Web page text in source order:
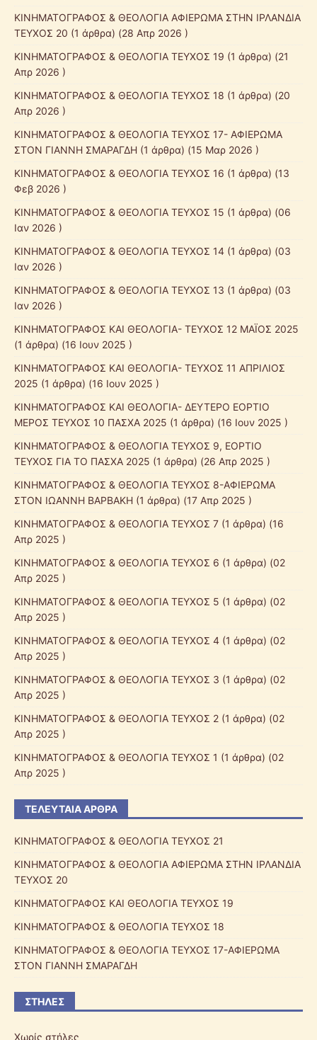
ΚΙΝΗΜΑΤΟΓΡΑΦΟΣ & ΘΕΟΛΟΓΙΑ ΑΦΙΕΡΩΜΑ ΣΤΗΝ ΙΡΛΑΝΔΙΑ
ΤΕΥΧΟΣ 20 (1 άρθρα) (28 Απρ 2026 )
ΚΙΝΗΜΑΤΟΓΡΑΦΟΣ & ΘΕΟΛΟΓΙΑ ΤΕΥΧΟΣ 19 (1 άρθρα) (21
Απρ 2026 )
ΚΙΝΗΜΑΤΟΓΡΑΦΟΣ & ΘΕΟΛΟΓΙΑ ΤΕΥΧΟΣ 18 (1 άρθρα) (20
Απρ 2026 )
ΚΙΝΗΜΑΤΟΓΡΑΦΟΣ & ΘΕΟΛΟΓΙΑ ΤΕΥΧΟΣ 17- ΑΦΙΕΡΩΜΑ
ΣΤΟΝ ΓΙΑΝΝΗ ΣΜΑΡΑΓΔΗ (1 άρθρα) (15 Μαρ 2026 )
ΚΙΝΗΜΑΤΟΓΡΑΦΟΣ & ΘΕΟΛΟΓΙΑ ΤΕΥΧΟΣ 16 (1 άρθρα) (13
Φεβ 2026 )
ΚΙΝΗΜΑΤΟΓΡΑΦΟΣ & ΘΕΟΛΟΓΙΑ ΤΕΥΧΟΣ 15 (1 άρθρα) (06
Ιαν 2026 )
ΚΙΝΗΜΑΤΟΓΡΑΦΟΣ & ΘΕΟΛΟΓΙΑ ΤΕΥΧΟΣ 14 (1 άρθρα) (03
Ιαν 2026 )
ΚΙΝΗΜΑΤΟΓΡΑΦΟΣ & ΘΕΟΛΟΓΙΑ ΤΕΥΧΟΣ 13 (1 άρθρα) (03
Ιαν 2026 )
ΚΙΝΗΜΑΤΟΓΡΑΦΟΣ ΚΑΙ ΘΕΟΛΟΓΙΑ- ΤΕΥΧΟΣ 12 ΜΑΪΟΣ 2025
(1 άρθρα) (16 Ιουν 2025 )
ΚΙΝΗΜΑΤΟΓΡΑΦΟΣ ΚΑΙ ΘΕΟΛΟΓΙΑ- ΤΕΥΧΟΣ 11 ΑΠΡΙΛΙΟΣ
2025 (1 άρθρα) (16 Ιουν 2025 )
ΚΙΝΗΜΑΤΟΓΡΑΦΟΣ ΚΑΙ ΘΕΟΛΟΓΙΑ- ΔΕΥΤΕΡΟ ΕΟΡΤΙΟ
ΜΕΡΟΣ ΤΕΥΧΟΣ 10 ΠΑΣΧΑ 2025 (1 άρθρα) (16 Ιουν 2025 )
ΚΙΝΗΜΑΤΟΓΡΑΦΟΣ & ΘΕΟΛΟΓΙΑ ΤΕΥΧΟΣ 9, ΕΟΡΤΙΟ
ΤΕΥΧΟΣ ΓΙΑ ΤΟ ΠΑΣΧΑ 2025 (1 άρθρα) (26 Απρ 2025 )
ΚΙΝΗΜΑΤΟΓΡΑΦΟΣ & ΘΕΟΛΟΓΙΑ ΤΕΥΧΟΣ 8-ΑΦΙΕΡΩΜΑ
ΣΤΟΝ ΙΩΑΝΝΗ ΒΑΡΒΑΚΗ (1 άρθρα) (17 Απρ 2025 )
ΚΙΝΗΜΑΤΟΓΡΑΦΟΣ & ΘΕΟΛΟΓΙΑ ΤΕΥΧΟΣ 7 (1 άρθρα) (16
Απρ 2025 )
ΚΙΝΗΜΑΤΟΓΡΑΦΟΣ & ΘΕΟΛΟΓΙΑ ΤΕΥΧΟΣ 6 (1 άρθρα) (02
Απρ 2025 )
ΚΙΝΗΜΑΤΟΓΡΑΦΟΣ & ΘΕΟΛΟΓΙΑ ΤΕΥΧΟΣ 5 (1 άρθρα) (02
Απρ 2025 )
ΚΙΝΗΜΑΤΟΓΡΑΦΟΣ & ΘΕΟΛΟΓΙΑ ΤΕΥΧΟΣ 4 (1 άρθρα) (02
Απρ 2025 )
ΚΙΝΗΜΑΤΟΓΡΑΦΟΣ & ΘΕΟΛΟΓΙΑ ΤΕΥΧΟΣ 3 (1 άρθρα) (02
Απρ 2025 )
ΚΙΝΗΜΑΤΟΓΡΑΦΟΣ & ΘΕΟΛΟΓΙΑ ΤΕΥΧΟΣ 2 (1 άρθρα) (02
Απρ 2025 )
ΚΙΝΗΜΑΤΟΓΡΑΦΟΣ & ΘΕΟΛΟΓΙΑ ΤΕΥΧΟΣ 1 (1 άρθρα) (02
Απρ 2025 )
ΤΕΛΕΥΤΑΊΑ ΆΡΘΡΑ
ΚΙΝΗΜΑΤΟΓΡΑΦΟΣ & ΘΕΟΛΟΓΙΑ ΤΕΥΧΟΣ 21
ΚΙΝΗΜΑΤΟΓΡΑΦΟΣ & ΘΕΟΛΟΓΙΑ ΑΦΙΕΡΩΜΑ ΣΤΗΝ ΙΡΛΑΝΔΙΑ
ΤΕΥΧΟΣ 20
ΚΙΝΗΜΑΤΟΓΡΑΦΟΣ ΚΑΙ ΘΕΟΛΟΓΙΑ ΤΕΥΧΟΣ 19
ΚΙΝΗΜΑΤΟΓΡΑΦΟΣ & ΘΕΟΛΟΓΙΑ ΤΕΥΧΟΣ 18
ΚΙΝΗΜΑΤΟΓΡΑΦΟΣ & ΘΕΟΛΟΓΙΑ ΤΕΥΧΟΣ 17-ΑΦΙΕΡΩΜΑ
ΣΤΟΝ ΓΙΑΝΝΗ ΣΜΑΡΑΓΔΗ
ΣΤΉΛΕΣ
Χωρίς στήλες